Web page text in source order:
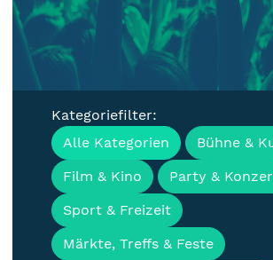
Veranstaltungen,
Events für die
Kategoriefilter:
Alle Kategorien
Bühne &
Film & Kino
Party &
Sport & Freizeit
Märkte, Treffs & Feste